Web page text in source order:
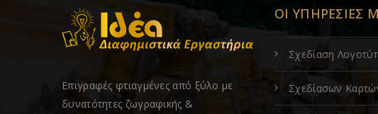
Επιγραφές φτιαγμένες από ξύλο με
δυνατότητες ζωγραφικής &
ΟΙ ΥΠΗΡΕΣΙΕΣ
Σχεδίαση
Σχεδίασων